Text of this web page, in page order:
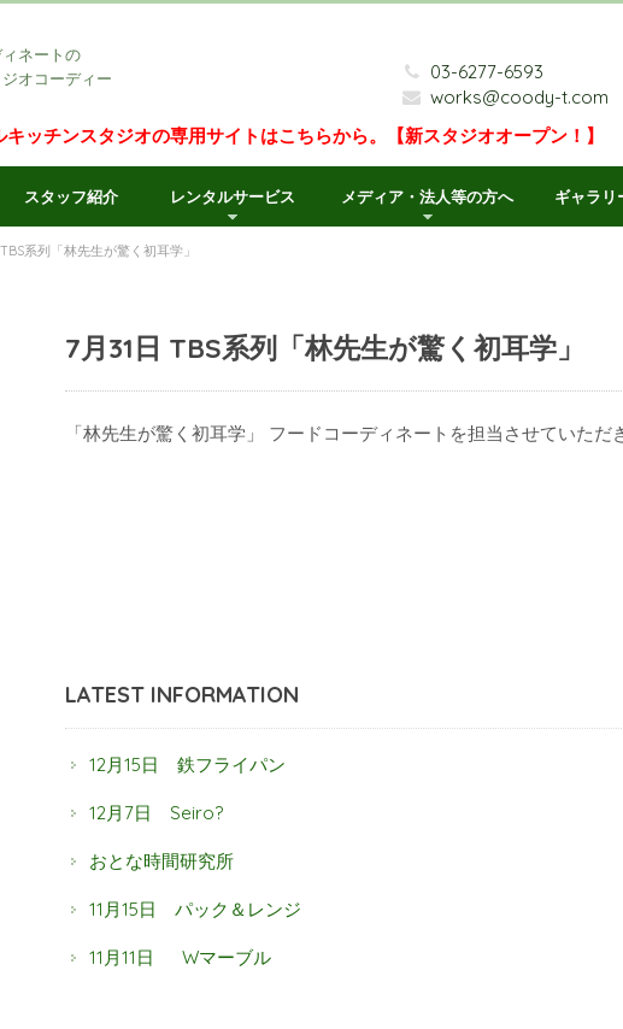
ネートの
オコーディー
03-6277-6593
works@coody-t.com
キッチンスタジオの専用サイトはこちらから。【新スタジオオープン！】
スタッフ紹介 レンタルサービス メディア・法人等の方へ ギャラリ
系列「林先生が驚く初耳学」
7月31日 TBS系列「林先生が驚く初耳学」
「林先生が驚く初耳学」 フードコーディネートを担当させていただ
LATEST INFORMATION
12月15日 鉄フライパン
12月7日 Seiro?
おとな時間研究所
11月15日 パック＆レンジ
11月11日 Wマーブル